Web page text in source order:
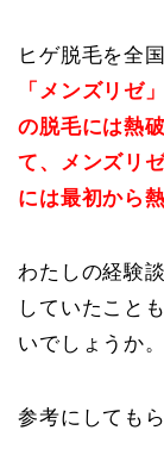
ヒゲ脱毛を全
「メンズリゼ
の脱毛には熱
て、メンズリ
には最初から
わたしの経験
していたこと
いでしょうか。
参考にしても